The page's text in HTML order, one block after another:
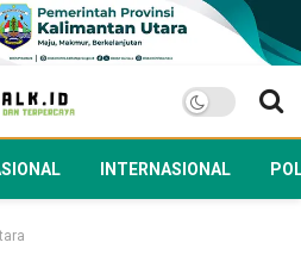
INTERNASIONAL